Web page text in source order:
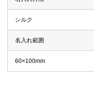
シルク
名入れ範囲
60×100mm